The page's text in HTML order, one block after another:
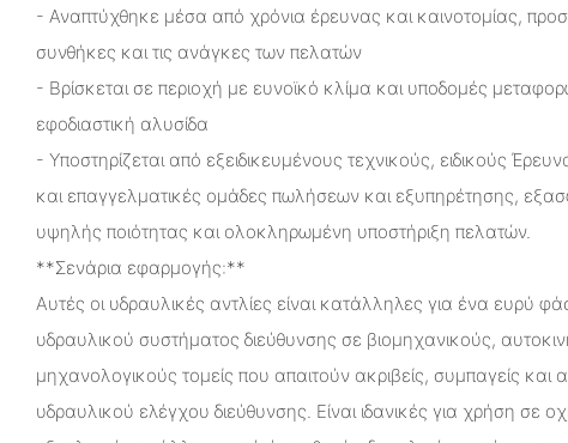
- Αναπτύχθηκε μέσα από χρόνια έρευνας και καινοτομίας,
συνθήκες και τις ανάγκες των πελατών
- Βρίσκεται σε περιοχή με ευνοϊκό κλίμα και υποδομές
εφοδιαστική αλυσίδα
- Υποστηρίζεται από εξειδικευμένους τεχνικούς, ειδικούς
και επαγγελματικές ομάδες πωλήσεων και εξυπηρέτησης,
υψηλής ποιότητας και ολοκληρωμένη υποστήριξη πελατών.
**Σενάρια εφαρμογής:**
Αυτές οι υδραυλικές αντλίες είναι κατάλληλες για ένα ευρύ
υδραυλικού συστήματος διεύθυνσης σε βιομηχανικούς,
μηχανολογικούς τομείς που απαιτούν ακριβείς, συμπαγείς και
υδραυλικού ελέγχου διεύθυνσης. Είναι ιδανικές για χρήση σε